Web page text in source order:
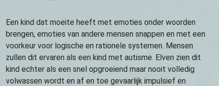
Een kind dat moeite heeft met emoties onder woorden
brengen, emoties van andere mensen snappen en met een
voorkeur voor logische en rationele systemen. Mensen
zullen dit ervaren als een kind met autisme. Elven zien dit
kind echter als een snel opgroeiend maar nooit volledig
volwassen wordt en af en toe gevaarlijk impulsief en